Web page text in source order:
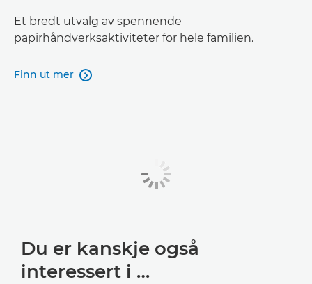
Et bredt utvalg av spennende
papirhåndverksaktiviteter for hele familien.
Finn ut mer 
Du er kanskje også
interessert i …